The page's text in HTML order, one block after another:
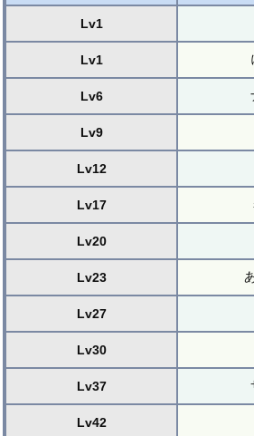
Lv1
Lv1
Lv6
Lv9
Lv12
Lv17
Lv20
Lv23
Lv27
Lv30
Lv37
Lv42